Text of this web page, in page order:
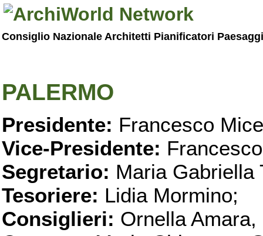
Consiglio Nazionale Architetti Pianificatori
PALERMO
Presidente: Francesco
Vice-Presidente:
Segretario: Maria Gabriella
Tesoriere: Lidia Mormino;
Consiglieri: Ornella